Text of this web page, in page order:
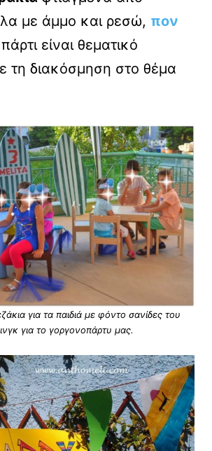
με άμμο και ρεσώ, πον
είναι θεματικό
τη διακόσμηση στο θέμα
για τα παιδιά με φόντο σανίδες του
για το γοργονοπάρτυ μας.